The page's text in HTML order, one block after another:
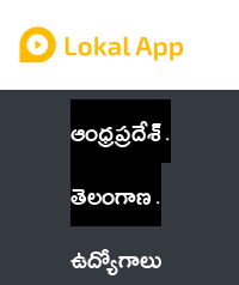
ఆంధ్రప్రదేశ్
తెలంగాణ
ఉద్యోగాలు